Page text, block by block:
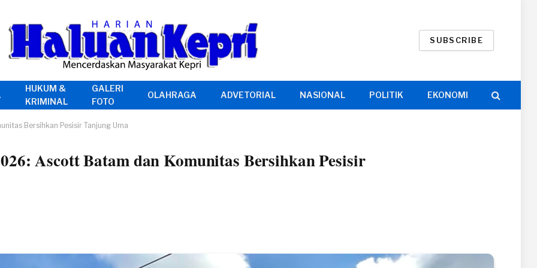
SUBSCRIBE
HUKUM &
KRIMINAL
GALERI
FOTO
OLAHRAGA ADVETORIAL NASIONAL POLITIK EKONOMI
Bersihkan Pesisir Tanjung Uma
Ascott Batam dan Komunitas Bersihkan Pesisir